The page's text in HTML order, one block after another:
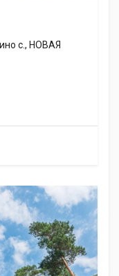
с., НОВАЯ